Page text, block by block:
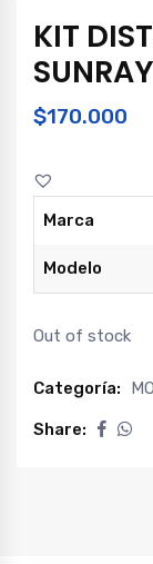
KIT
$170.000
Marca
Modelo
Out of stock
Categoría:
Share: